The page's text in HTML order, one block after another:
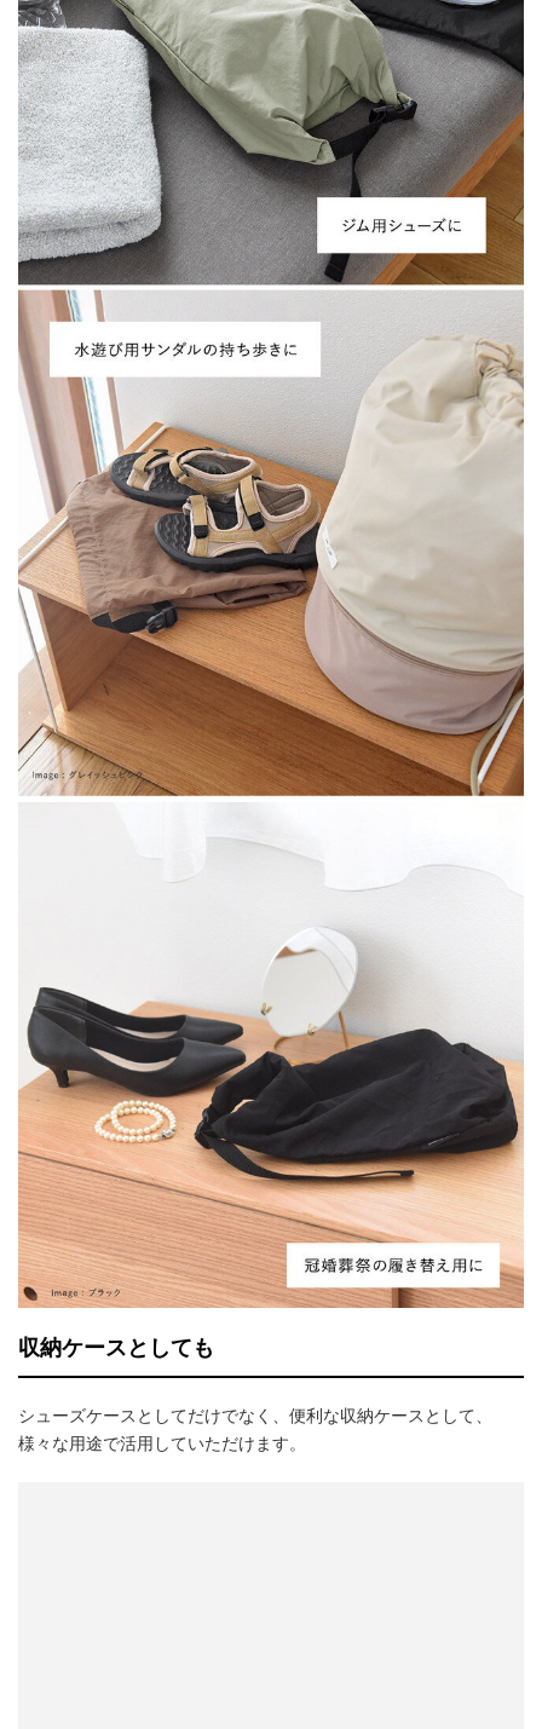
収納ケースとしても
シューズケースとしてだけでなく、便利な収納ケースとして、
様々な用途で活用していただけます。